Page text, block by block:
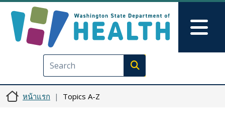
Execute search
หน้าแรก Topics A-Z